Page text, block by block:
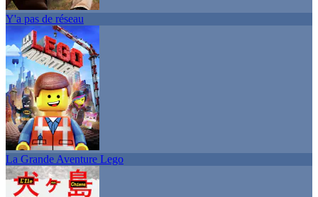
Y'a pas de réseau
La Grande Aventure Lego